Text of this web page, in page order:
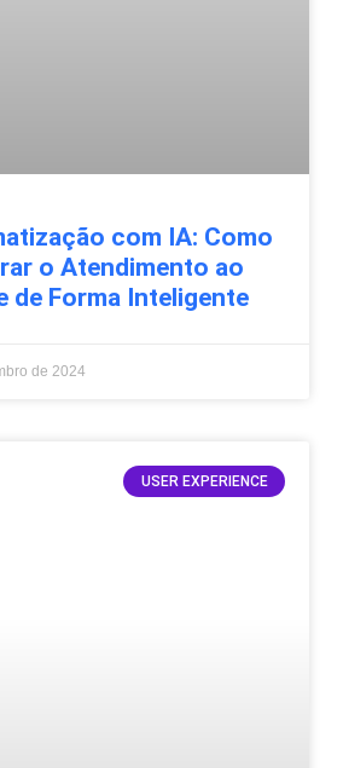
com IA: Como
o Atendimento ao
de Forma Inteligente
de 2024
USER EXPERIENCE